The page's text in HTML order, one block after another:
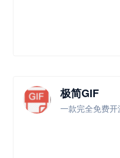
极简GIF
一款完全免费